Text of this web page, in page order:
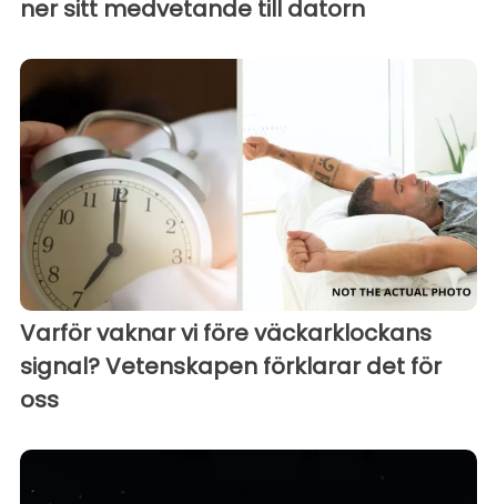
ner sitt medvetande till datorn
Varför vaknar vi före väckarklockans
signal? Vetenskapen förklarar det för
oss